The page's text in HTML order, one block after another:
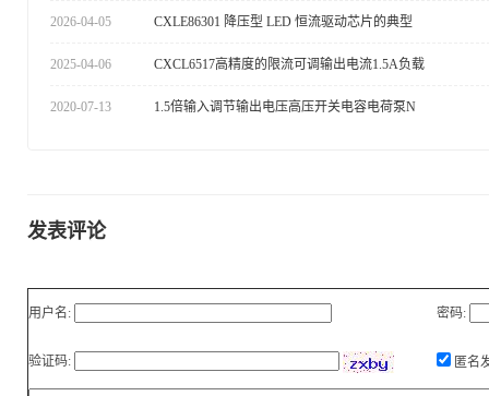
2026-04-05 CXLE86301 降压型 LED 恒流驱动芯片的典型
2025-04-06 CXCL6517高精度的限流可调输出电流1.5A负载
2020-07-13 1.5倍输入调节输出电压高压开关电容电荷泵N
发表评论
用户名: 密码:
验证码: 匿名